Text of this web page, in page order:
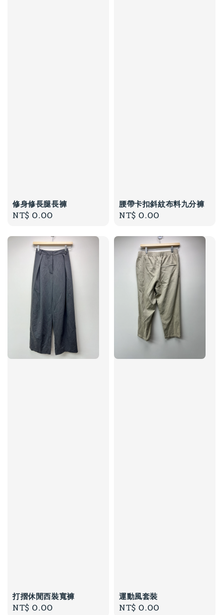
修身修長腿長褲
Regular
NT$ 0.00
腰帶卡扣斜紋布料九分褲
Regular
NT$ 0.00
打摺休閒西裝寬褲
Regular
NT$ 0.00
運動風套裝
Regular
NT$ 0.00